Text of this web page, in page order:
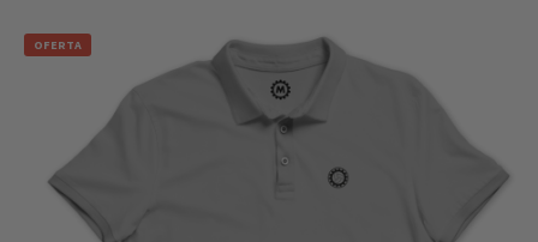
OFERTA